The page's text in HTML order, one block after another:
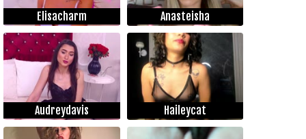
Elisacharm Anasteisha
Audreydavis Haileycat